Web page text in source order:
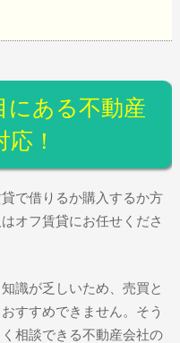
にある不動産
！
で借りるか購入するか方
オフ賃貸にお任せくださ
識が乏しいため、売買と
すすめできません。そう
相談できる不動産会社の